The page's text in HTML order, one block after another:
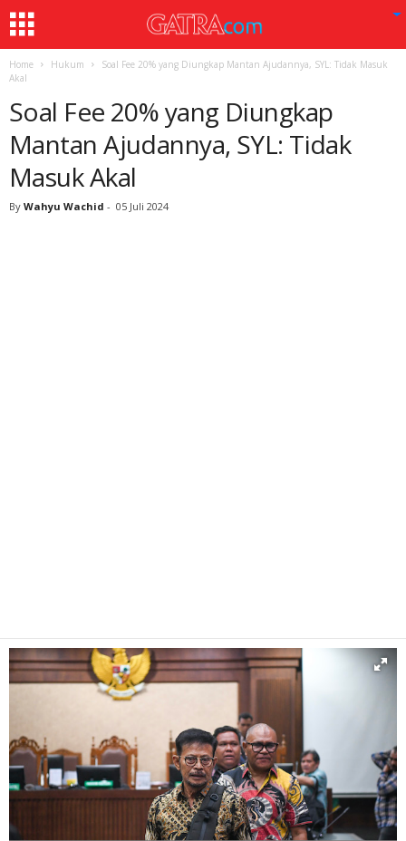
Home Hukum
Soal Fee 20% yang Diungkap Mantan Ajudannya, SYL: Tidak Masuk
Akal
Soal Fee 20% yang Diungkap
Mantan Ajudannya, SYL: Tidak
Masuk Akal
By Wahyu Wachid - 05 Juli 2024